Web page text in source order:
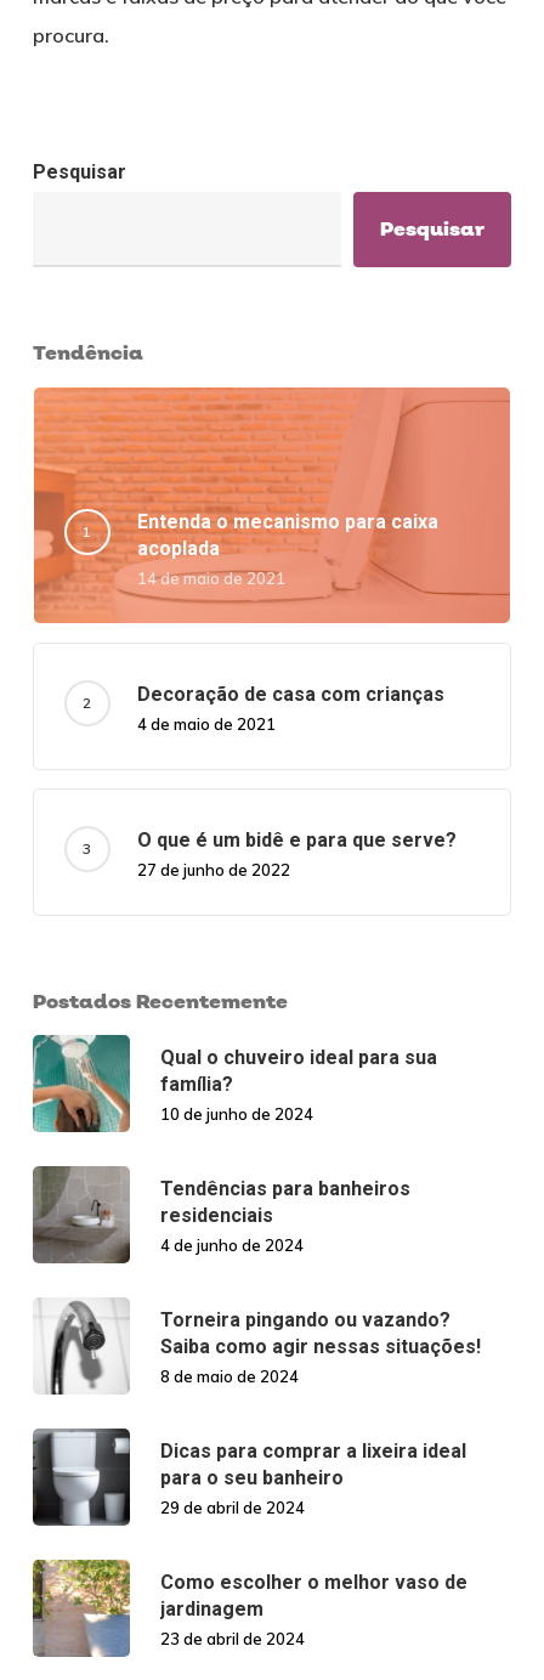
procura.
Pesquisar
Pesquisar
Tendência
Entenda o mecanismo para caixa
acoplada
14 de maio de 2021
Decoração de casa com crianças
4 de maio de 2021
O que é um bidê e para que serve?
27 de junho de 2022
Postados Recentemente
Qual o chuveiro ideal para sua
família?
10 de junho de 2024
Tendências para banheiros
residenciais
4 de junho de 2024
Torneira pingando ou vazando?
Saiba como agir nessas situações!
8 de maio de 2024
Dicas para comprar a lixeira ideal
para o seu banheiro
29 de abril de 2024
Como escolher o melhor vaso de
jardinagem
23 de abril de 2024